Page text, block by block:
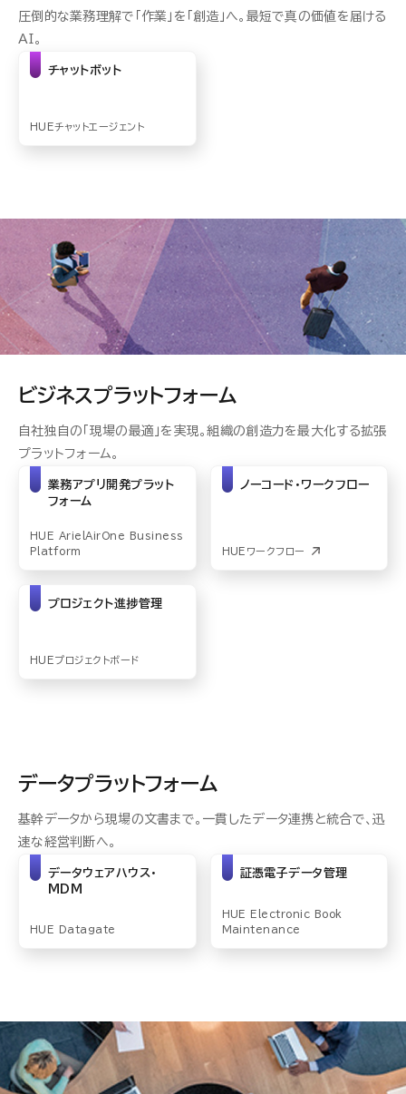
圧倒的な業務理解で「作業」を「創造」へ。最短で真の価値を届ける
AI。
チャットボット
HUEチャットエージェント
ビジネスプラットフォーム
自社独自の「現場の最適」を実現。組織の創造力を最大化する拡張
プラットフォーム。
業務アプリ開発プラット
フォーム
HUE ArielAirOne Business
Platform
ノーコード・ワークフロー
HUEワークフロー
プロジェクト進捗管理
HUEプロジェクトボード
データプラットフォーム
基幹データから現場の文書まで。一貫したデータ連携と統合で、迅
速な経営判断へ。
データウェアハウス・
MDM
HUE Datagate
証憑電子データ管理
HUE Electronic Book
Maintenance